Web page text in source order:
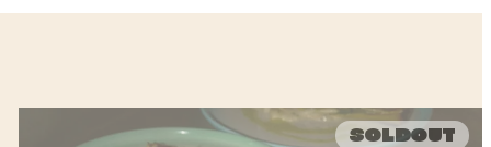
Soldout